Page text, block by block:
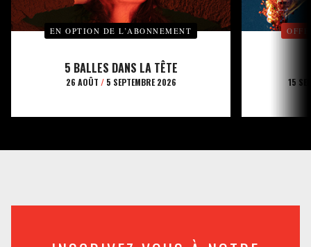
EN OPTION DE L’ABONNEMENT
5 BALLES DANS LA TÊTE
26 AOÛT /5 SEPTEMBRE 2026 15